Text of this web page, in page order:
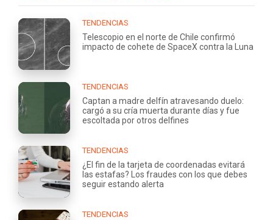
TENDENCIAS
Telescopio en el norte de Chile confirmó
impacto de cohete de SpaceX contra la Luna
TENDENCIAS
Captan a madre delfín atravesando duelo:
cargó a su cría muerta durante días y fue
escoltada por otros delfines
TENDENCIAS
¿El fin de la tarjeta de coordenadas evitará
las estafas? Los fraudes con los que debes
seguir estando alerta
TENDENCIAS